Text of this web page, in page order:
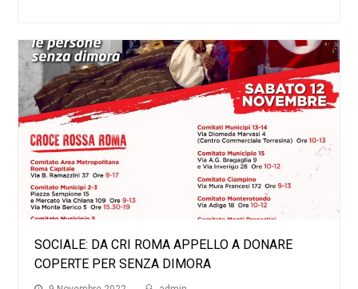
SOCIALE: DA CRI ROMA APPELLO A DONARE
COPERTE PER SENZA DIMORA